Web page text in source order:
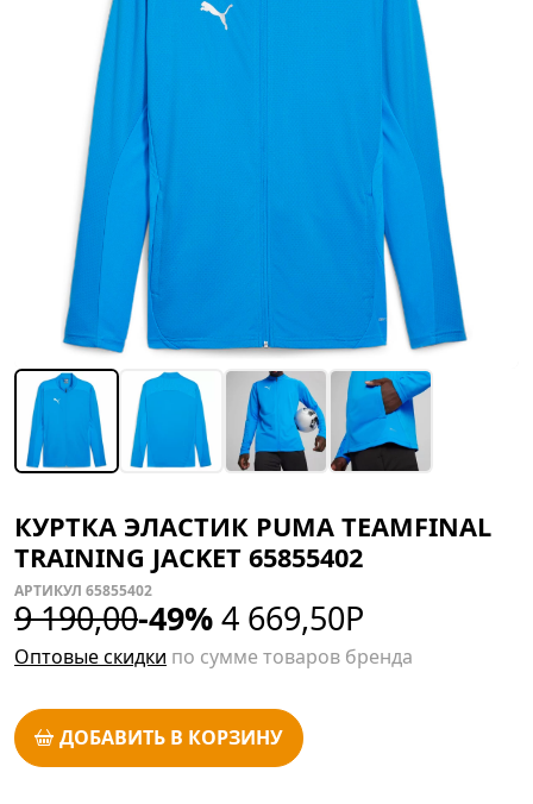
КУРТКА ЭЛАСТИК PUMA TEAMFINAL
TRAINING JACKET 65855402
АРТИКУЛ 65855402
9 190,00-49%4 669,50Р
Оптовые скидки по сумме товаров бренда
ДОБАВИТЬ В КОРЗИНУ